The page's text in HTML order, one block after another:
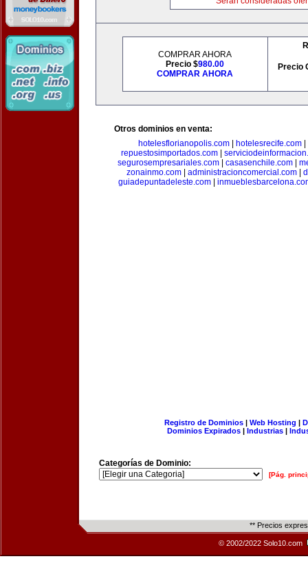
COMPRAR AHORA
Precio $980.00
COMPRAR AHORA
Precio
Otros dominios en venta:
hotelesflorianopolis.com| hotelesrecife.com|
repuestosimportados.com|
segurosempresariales.com| casasenchile.com|
zonainmo.com
administracioncomercial.com
guiadepuntadeleste.com|
Registro de Dominios| Web Hosting |
Dominios Expirados | Industrias |
Categorías de Dominio:
[Pág.
** Precios
© 2002/2022 Solo10.com